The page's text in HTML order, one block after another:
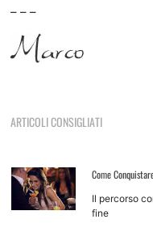
– – –
ARTICOLI CONSIGLIATI
Come
Il percorso
fine